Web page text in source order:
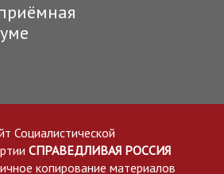
Социалистической
СПРАВЕДЛИВАЯ РОССИЯ
копирование материалов